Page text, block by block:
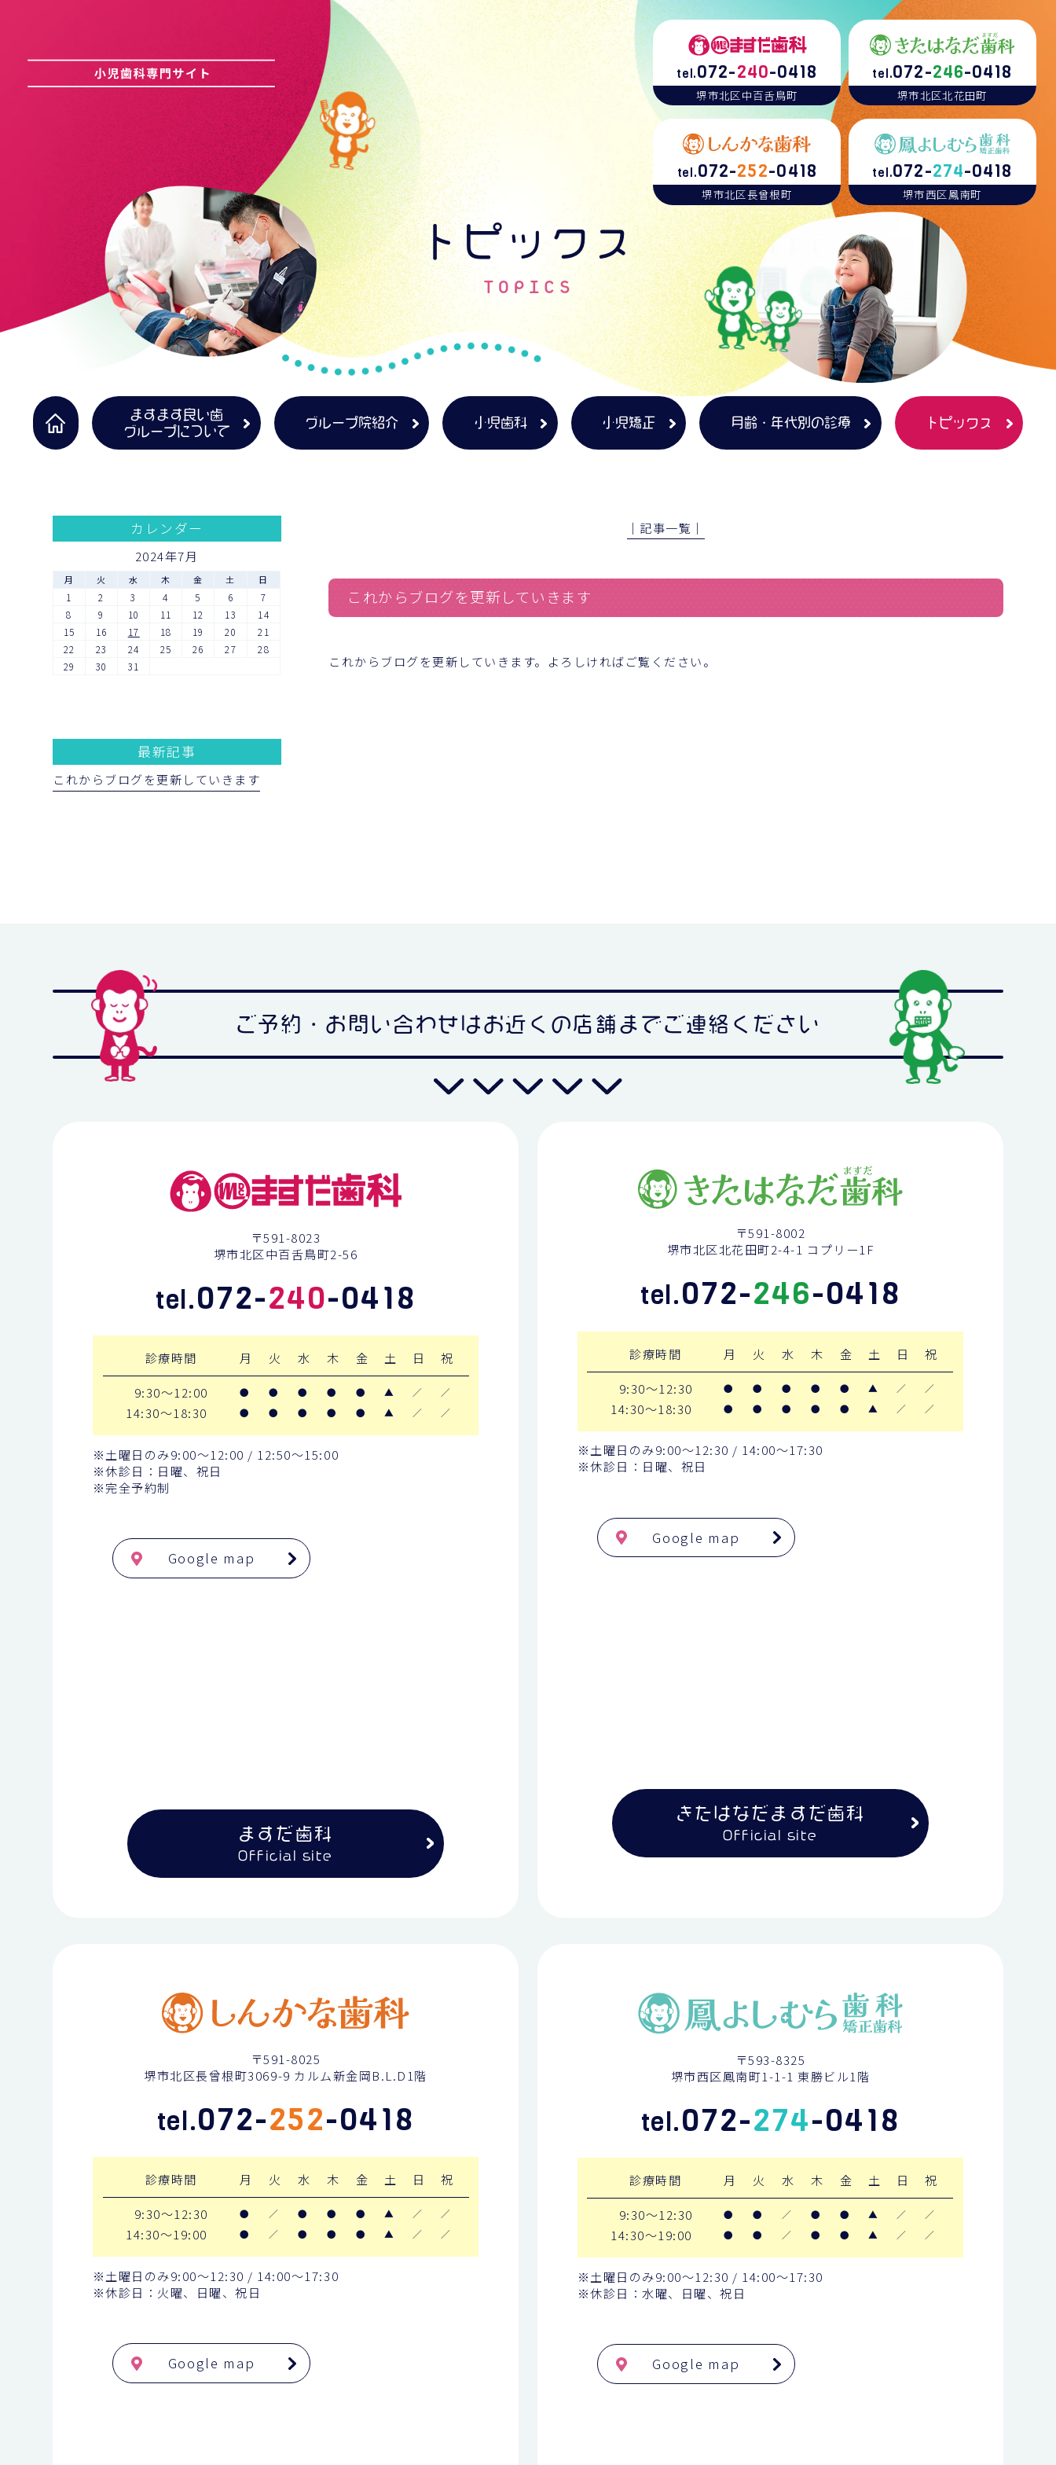
tel.072-240-0418
堺市北区中百舌鳥町
tel.072-246-0418
堺市北区北花田町
tel.072-252-0418
堺市北区長曾根町
tel.072-274-0418
堺市西区鳳南町
トピックス
TOPICS
ますます良い歯
グループについて
グループ院紹介 小児歯科 小児矯正 月齢・年代別の診療 トピックス
│記事一覧│
これからブログを更新していきます
これからブログを更新していきます。よろしければご覧ください。
カレンダー
2024年7月
月 火 水 木 金 土 日
1 2 3 4 5 6
7
8
9 10 11 12 13
14
15
16 17 18 19 20
21
22
23 24 25 26 27
28
29
30 31
最新記事
これからブログを更新していきます
ご予約・お問い合わせはお近くの店舗までご連絡ください
〒591-8023
堺市北区中百舌鳥町2-56
tel.072-240-0418
診療時間 月 火 水 木 金 土 日
祝
9:30～12:00
● ● ● ● ● ▲ ／ ／
14:30～18:30 ● ● ● ● ● ▲ ／ ／
※土曜日のみ9:00〜12:00 / 12:50〜15:00
※休診日：日曜、祝日
※完全予約制
Google map
ますだ歯科
Official site
〒591-8002
堺市北区北花田町2-4-1 コプリー1F
tel.072-246-0418
診療時間 月 火 水 木 金 土 日
祝
9:30～12:30
● ● ● ● ● ▲ ／ ／
14:30～18:30 ● ● ● ● ● ▲ ／ ／
※土曜日のみ9:00〜12:30 / 14:00〜17:30
※休診日：日曜、祝日
Google map
きたはなだますだ歯科
Official site
〒591-8025
堺市北区長曾根町3069-9 カルム新金岡B.L.D1階
tel.072-252-0418
診療時間 月 火 水 木 金 土 日
祝
9:30～12:30
● ／ ● ● ● ▲ ／ ／
14:30～19:00 ● ／ ● ● ● ▲ ／ ／
※土曜日のみ9:00〜12:30 / 14:00〜17:30
※休診日：火曜、日曜、祝日
Google map
〒593-8325
堺市西区鳳南町1-1-1 東勝ビル1階
tel.072-274-0418
診療時間 月 火 水 木 金 土 日
祝
9:30～12:30
● ● ／ ● ● ▲ ／ ／
14:30～19:00 ● ● ／ ● ● ▲ ／ ／
※土曜日のみ9:00〜12:30 / 14:00〜17:30
※休診日：水曜、日曜、祝日
Google map